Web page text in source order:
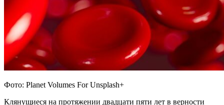
Фото: Planet Volumes For Unsplash+
Клянущиеся на протяжении двадцати пяти лет в верности